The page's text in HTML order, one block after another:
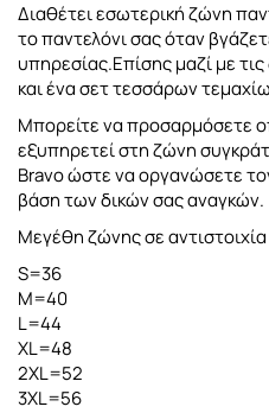
Διαθέτει εσωτερική ζώνη
το παντελόνι σας όταν
υπηρεσίας.Επίσης μαζί με
και ένα σετ τεσσάρων
Μπορείτε να προσαρμόσετε
εξυπηρετεί στη ζώνη
Bravo ώστε να οργανώσετε
βάση των δικών σας αναγκών.
Μεγέθη ζώνης σε
S=36
M=40
L=44
XL=48
2XL=52
3XL=56